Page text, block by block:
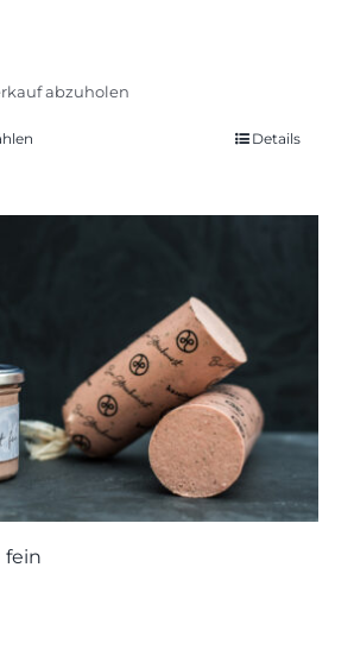
abzuholen
können
der
Produktseite
werden
Details
fein